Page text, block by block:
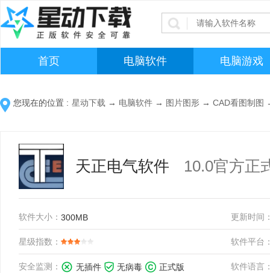
首页 电脑软件 电脑游戏
您现在的位置 : 星动下载 → 电脑软件 → 图片图形 → CAD看图制图
天正电气软件 10.0官方正
软件大小： 300MB 更新时间
星级指数： 软件平台
安全监测： 无插件 无病毒 正式版 软件语言